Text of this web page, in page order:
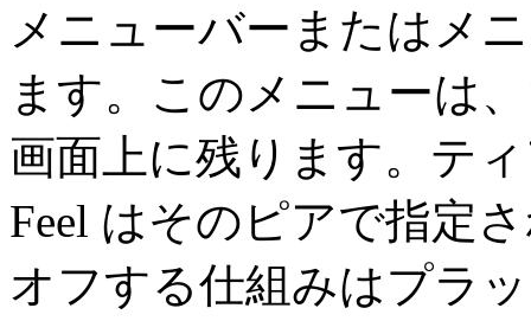
メニューバーまたはメ
ます。このメニューは
画面上に残ります。テ
Feel はそのピアで指定
オフする仕組みはプラ